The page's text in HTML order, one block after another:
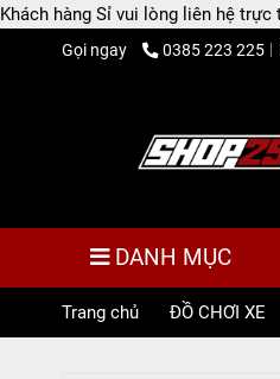
Gọi ngay 0385 223 225
DANH MỤC
Trang chủ ĐỒ CHƠI XE
Khách hàng Sỉ vui lòng liên hệ